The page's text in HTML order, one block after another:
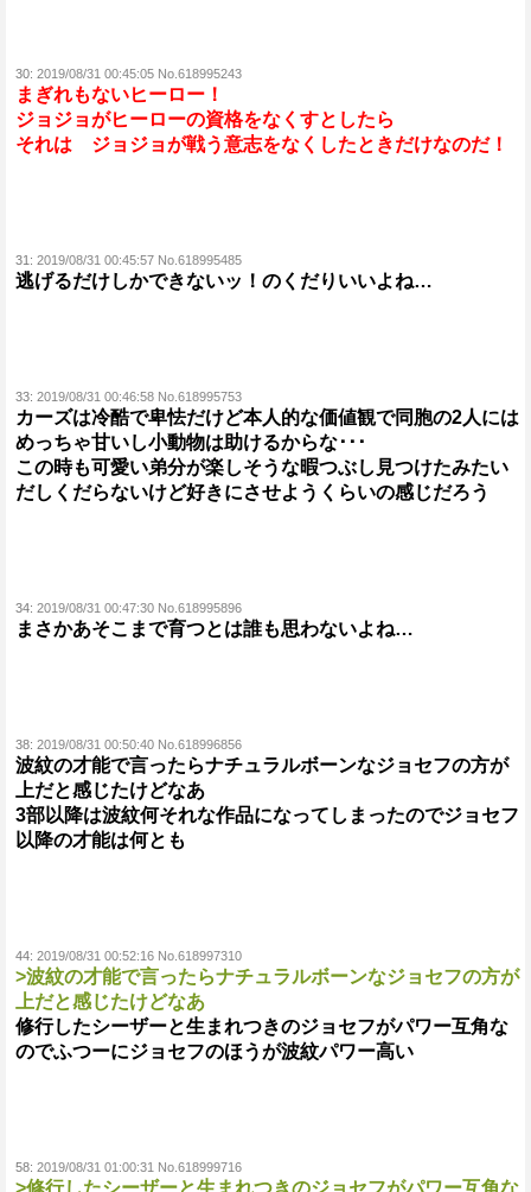
30: 2019/08/31 00:45:05 No.618995243
まぎれもないヒーロー！
ジョジョがヒーローの資格をなくすとしたら
それは ジョジョが戦う意志をなくしたときだけなのだ！
31: 2019/08/31 00:45:57 No.618995485
逃げるだけしかできないッ！のくだりいいよね…
33: 2019/08/31 00:46:58 No.618995753
カーズは冷酷で卑怯だけど本人的な価値観で同胞の2人には
めっちゃ甘いし小動物は助けるからな･･･
この時も可愛い弟分が楽しそうな暇つぶし見つけたみたい
だしくだらないけど好きにさせようくらいの感じだろう
34: 2019/08/31 00:47:30 No.618995896
まさかあそこまで育つとは誰も思わないよね…
38: 2019/08/31 00:50:40 No.618996856
波紋の才能で言ったらナチュラルボーンなジョセフの方が
上だと感じたけどなあ
3部以降は波紋何それな作品になってしまったのでジョセフ
以降の才能は何とも
44: 2019/08/31 00:52:16 No.618997310
>波紋の才能で言ったらナチュラルボーンなジョセフの方が
上だと感じたけどなあ
修行したシーザーと生まれつきのジョセフがパワー互角な
のでふつーにジョセフのほうが波紋パワー高い
58: 2019/08/31 01:00:31 No.618999716
>修行したシーザーと生まれつきのジョセフがパワー互角な